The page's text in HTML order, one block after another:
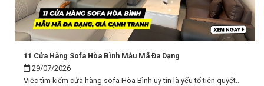
11 Cửa Hàng Sofa Hòa Bình Mẫu Mã Đa Dạng
29/07/2026
Việc tìm kiếm cửa hàng sofa Hòa Bình uy tín là yếu tố tiên quyết...